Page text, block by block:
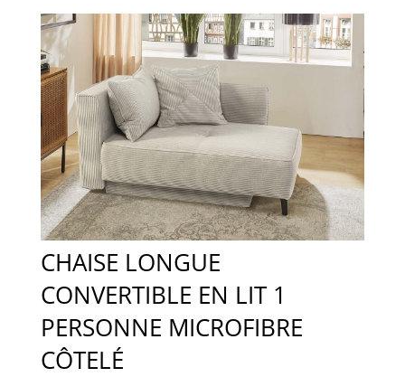
CHAISE LONGUE
CONVERTIBLE EN LIT 1
PERSONNE MICROFIBRE
CÔTELÉ